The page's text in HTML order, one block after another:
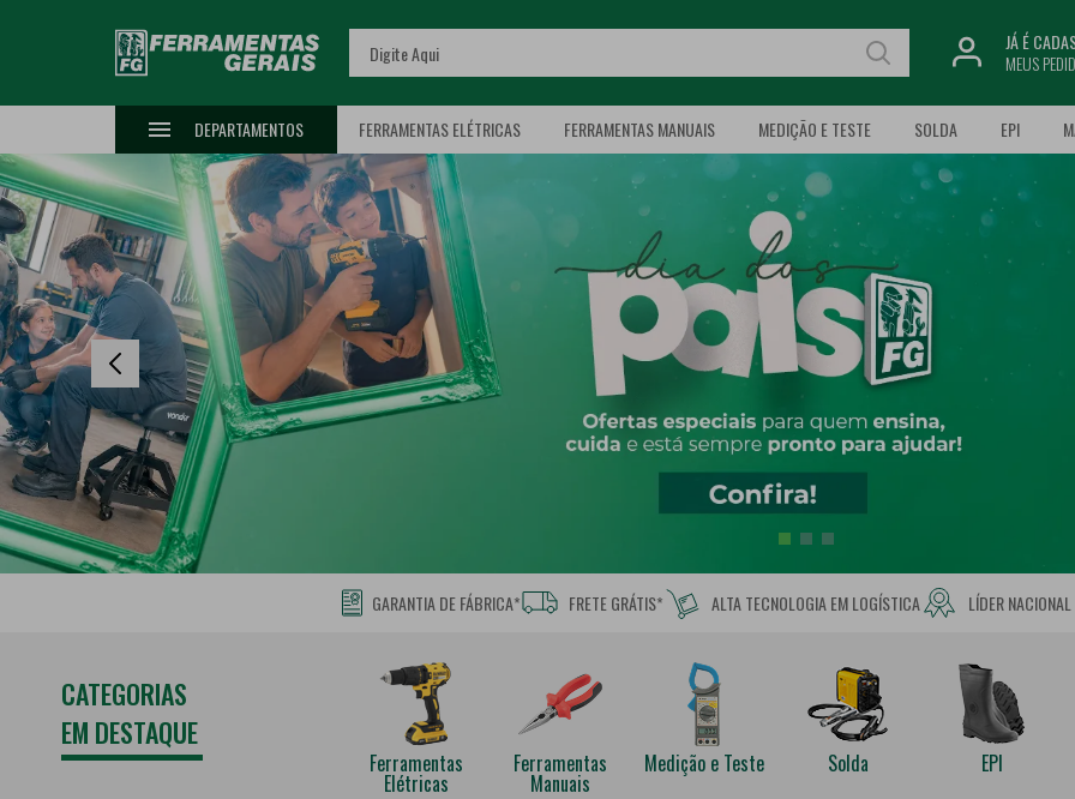
JÁ É
MEUS
DEPARTAMENTOS FERRAMENTAS ELÉTRICAS FERRAMENTAS MANUAIS MEDIÇÃO E TESTE SOLDA EPI
GARANTIA DE FÁBRICA* FRETE GRÁTIS* ALTA TECNOLOGIA EM LOGÍSTICA LÍDER
CATEGORIAS
EM DESTAQUE
Ferramentas
Elétricas
Ferramentas
Manuais
Medição e Teste Solda EPI